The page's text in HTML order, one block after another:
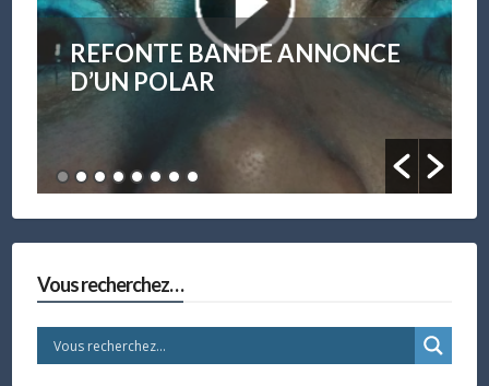
OBJECTIF À OUVERTURE
F/0.95
Vous recherchez…